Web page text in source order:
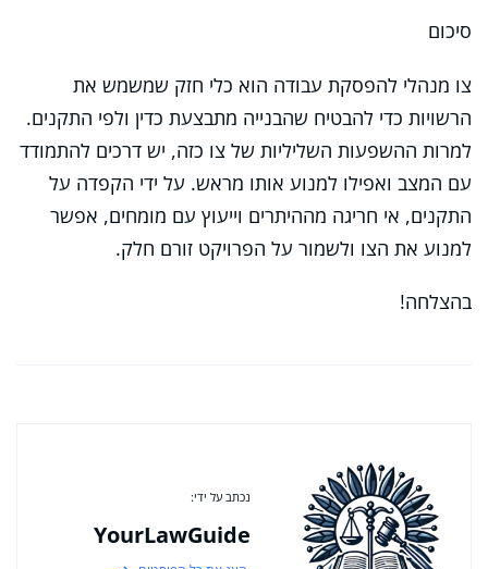
סיכום
צו מנהלי להפסקת עבודה הוא כלי חזק שמשמש את
הרשויות כדי להבטיח שהבנייה מתבצעת כדין ולפי התקנים.
למרות ההשפעות השליליות של צו כזה, יש דרכים להתמודד
עם המצב ואפילו למנוע אותו מראש. על ידי הקפדה על
התקנים, אי חריגה מההיתרים וייעוץ עם מומחים, אפשר
למנוע את הצו ולשמור על הפרויקט זורם חלק.
בהצלחה!
נכתב על ידי:
YourLawGuide